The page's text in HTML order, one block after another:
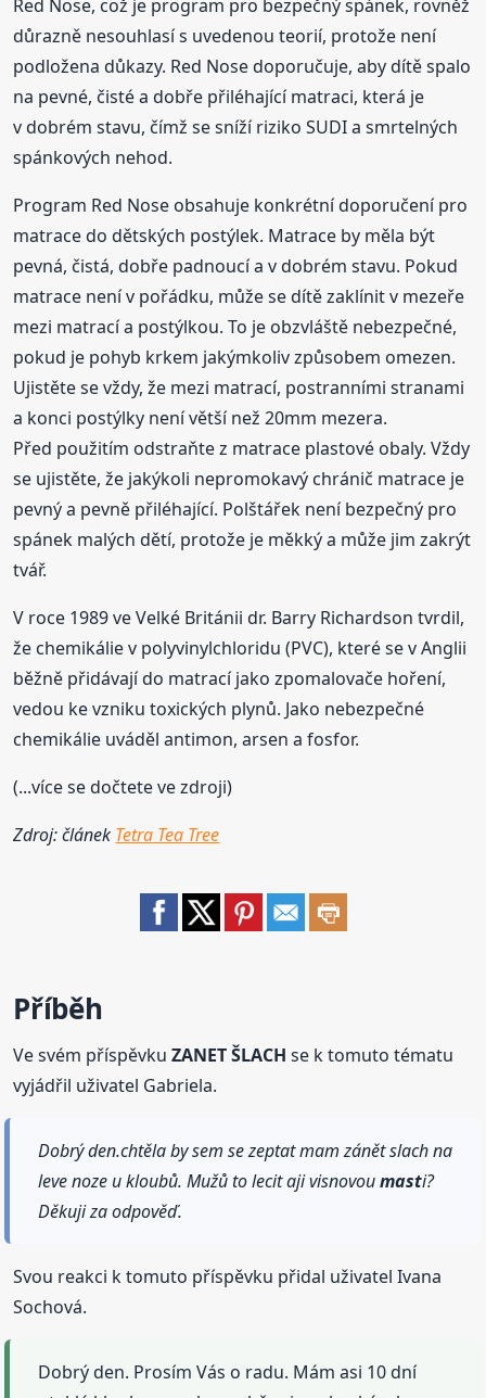
Red Nose, což je program pro bezpečný spánek, rovněž
důrazně nesouhlasí s uvedenou teorií, protože není
podložena důkazy. Red Nose doporučuje, aby dítě spalo
na pevné, čisté a dobře přiléhající matraci, která je
v dobrém stavu, čímž se sníží riziko SUDI a smrtelných
spánkových nehod.
Program Red Nose obsahuje konkrétní doporučení pro
matrace do dětských postýlek. Matrace by měla být
pevná, čistá, dobře padnoucí a v dobrém stavu. Pokud
matrace není v pořádku, může se dítě zaklínit v mezeře
mezi matrací a postýlkou. To je obzvláště nebezpečné,
pokud je pohyb krkem jakýmkoliv způsobem omezen.
Ujistěte se vždy, že mezi matrací, postranními stranami
a konci postýlky není větší než 20mm mezera.
Před použitím odstraňte z matrace plastové obaly. Vždy
se ujistěte, že jakýkoli nepromokavý chránič matrace je
pevný a pevně přiléhající. Polštářek není bezpečný pro
spánek malých dětí, protože je měkký a může jim zakrýt
tvář.
V roce 1989 ve Velké Británii dr. Barry Richardson tvrdil,
že chemikálie v polyvinylchloridu (PVC), které se v Anglii
běžně přidávají do matrací jako zpomalovače hoření,
vedou ke vzniku toxických plynů. Jako nebezpečné
chemikálie uváděl antimon, arsen a fosfor.
(...více se dočtete ve zdroji)
Zdroj: článek Tetra Tea Tree
Příběh
Ve svém příspěvkuZANET ŠLACH se k tomuto tématu
vyjádřil uživatel Gabriela.
Dobrý den.chtěla by sem se zeptat mam zánět slach na
leve noze u kloubů. Mužů to lecit aji visnovoumasti?
Děkuji za odpověď.
Svou reakci k tomuto příspěvku přidal uživatel Ivana
Sochová.
Dobrý den. Prosím Vás o radu. Mám asi 10 dní